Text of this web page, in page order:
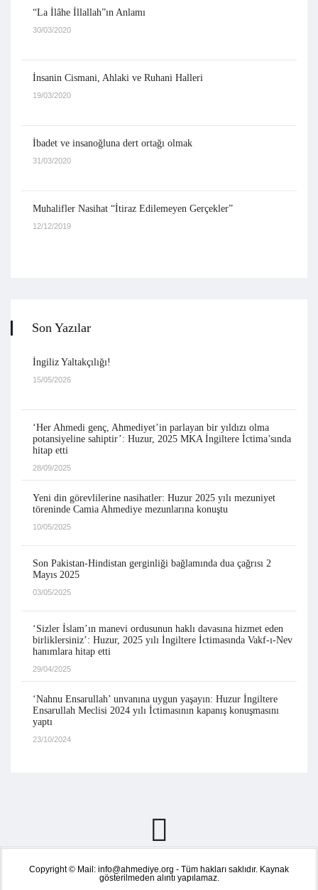
“La İlâhe İllallah”ın Anlamı
30/03/2020
İnsanin Cismani, Ahlaki ve Ruhani Halleri
19/03/2020
İbadet ve insanoğluna dert ortağı olmak
31/03/2020
Muhalifler Nasihat “İtiraz Edilemeyen Gerçekler”
12/12/2019
Son Yazılar
İngiliz Yaltakçılığı!
15/05/2026
‘Her Ahmedi genç, Ahmediyet’in parlayan bir yıldızı olma
potansiyeline sahiptir’: Huzur, 2025 MKA İngiltere İctima’sında
hitap etti
28/09/2025
Yeni din görevlilerine nasihatler: Huzur 2025 yılı mezuniyet
töreninde Camia Ahmediye mezunlarına konuştu
10/05/2025
Son Pakistan-Hindistan gerginliği bağlamında dua çağrısı 2
Mayıs 2025
03/05/2025
‘Sizler İslam’ın manevi ordusunun haklı davasına hizmet eden
birliklersiniz’: Huzur, 2025 yılı İngiltere İctimasında Vakf-ı-Nev
hanımlara hitap etti
29/04/2025
‘Nahnu Ensarullah’ unvanına uygun yaşayın: Huzur İngiltere
Ensarullah Meclisi 2024 yılı İctimasının kapanış konuşmasını
yaptı
23/10/2024
Copyright © Mail: info@ahmediye.org - Tüm hakları saklıdır. Kaynak
gösterilmeden alıntı yapılamaz.